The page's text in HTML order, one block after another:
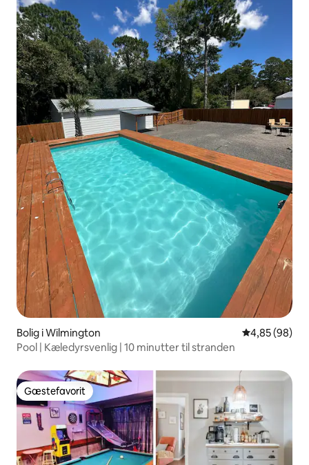
Bolig i Wilmington 4,85 ud af 5 i
4,85 (98)
Pool | Kæledyrsvenlig | 10 minutter til stranden
Gæstefavorit
Gæstefavorit